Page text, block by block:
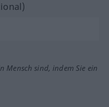
Mensch sind, indem Sie ein